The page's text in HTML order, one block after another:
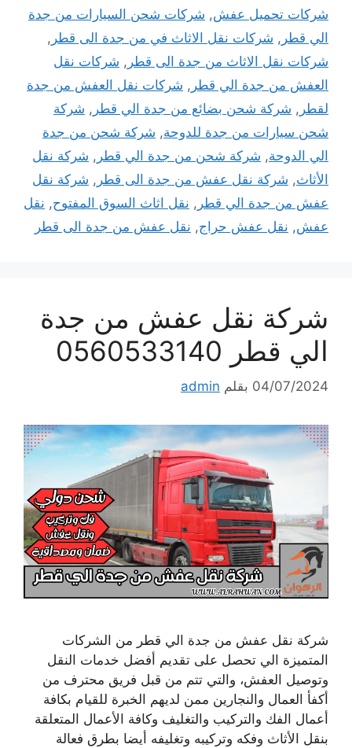
شركات تحميل عفش, شركات شحن السيارات من جدة
الي قطر , شركات نقل الاثاث في من جدة الى قطر ,
شركات نقل الاثاث من جدة الى قطر , شركات نقل
العفش من جدة الي قطر , شركات نقل العفش من جدة
لقطر , شركة شحن بضائع من جدة الي قطر , شركة
شحن سيارات من جدة للدوحة, شركة شحن من جدة
الي الدوحة, شركة شحن من جدة الي قطر , شركة نقل
الأثاث, شركة نقل عفش من جدة الى قطر , شركة نقل
عفش من جدة الي قطر , نقل اثاث السوق المفتوح, نقل
عفش, نقل عفش حراج, نقل عفش من جدة الى قطر
شركة نقل عفش من جدة
الي قطر 0560533140
04/07/2024 بقلم admin
شركة نقل عفش من جدة الي قطر من الشركات
المتميزة الي تحصل على تقديم أفضل خدمات النقل
وتوصيل العفش، والتي تتم من قبل فريق محترف من
أكفأ العمال والنجارين ممن لديهم الخبرة للقيام بكافة
أعمال الفك والتركيب والتغليف وكافة الأعمال المتعلقة
بنقل الأثاث وفكه وتركيبه وتغليفه أيضا بطرق فعالة